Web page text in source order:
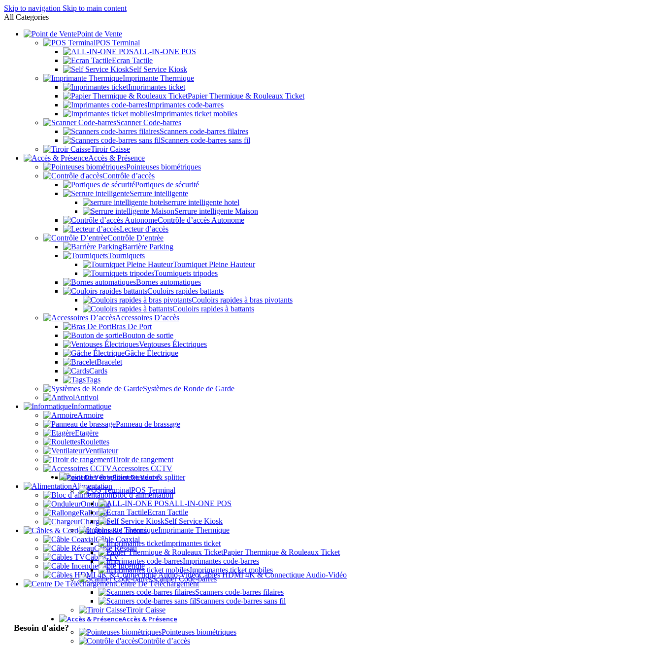
Skip to navigation Skip to main content
All Categories
Point de Vente
POS Terminal
ALL-IN-ONE POS
Ecran Tactile
Self Service Kiosk
Imprimante Thermique
Imprimantes ticket
Papier Thermique & Rouleaux Ticket
Imprimantes code-barres
Imprimantes ticket mobiles
Scanner Code-barres
Scanners code-barres filaires
Scanners code-barres sans fil
Tiroir Caisse
Accès & Présence
Pointeuses biométriques
Contrôle d’accès
Portiques de sécurité
Serrure intelligente
serrure intelligente hotel
Serrure intelligente Maison
Contrôle d’accès Autonome
Lecteur d’accès
Contrôle D’entrèe
Barrière Parking
Tourniquets
Tourniquet Pleine Hauteur
Tourniquets tripodes
Bornes automatiques
Couloirs rapides battants
Couloirs rapides à bras pivotants
Couloirs rapides à battants
Accessoires D’accès
Bras De Port
Bouton de sortie
Ventouses Électriques
Gâche Électrique
Bracelet
Cards
Tags
Systèmes de Ronde de Garde
Antivol
Informatique
Armoire
Panneau de brassage
Etagère
Roulettes
Ventilateur
Tiroir de rangement
Accessoires CCTV
extender & splitter
Alimentation
Bloc d’alimentation
Onduleur
Rallonge
Chargeur
Câbles & Cordons
Câble Coaxial
Câble Réseau
Câbles TV
Câble Incendie
Câbles HDMI 4K & Connectique Audio-Vidéo
Centre De Téléchargement
Besoin d'aide?
Point De Vente
POS Terminal
ALL-IN-ONE POS
Ecran Tactile
Self Service Kiosk
Imprimante Thermique
Imprimantes ticket
Papier Thermique & Rouleaux Ticket
Imprimantes code-barres
Imprimantes ticket mobiles
Scanner Code-barres
Scanners code-barres filaires
Scanners code-barres sans fil
Tiroir Caisse
Accès & Présence
Pointeuses biométriques
Contrôle d’accès